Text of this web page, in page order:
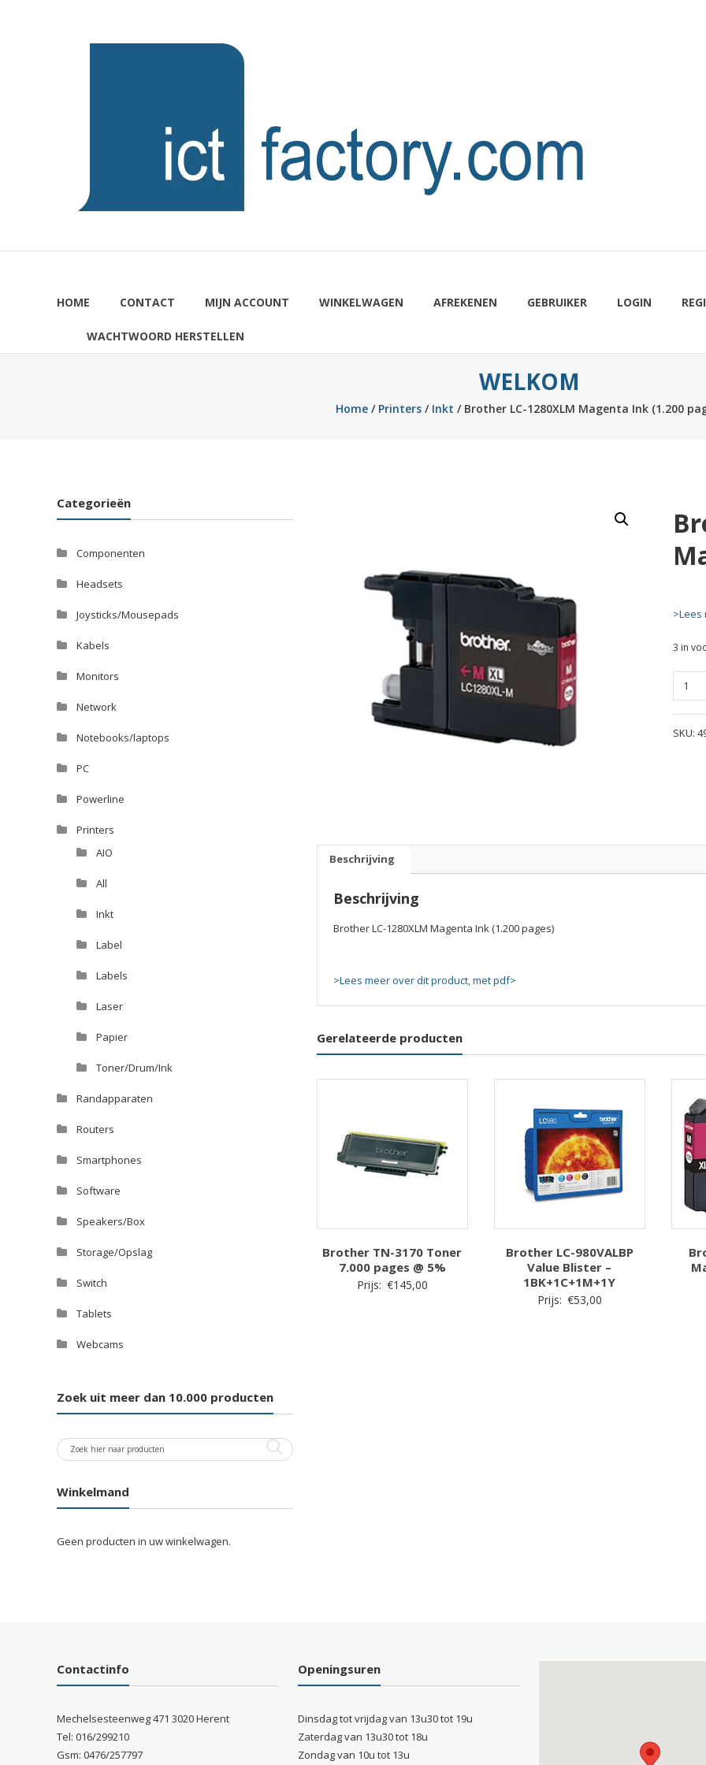
ICTFACTORY
HOME CONTACT MIJN ACCOUNT WINKELWAGEN AFREKENEN GEBRUIKER LOGIN
WACHTWOORD HERSTELLEN
WELKOM
Home / Printers / Inkt / Brother LC-1280XLM Magenta Ink (1.200
>Lees
3 in
Brother
LC-
SKU:
Beschrijving
Beschrijving
Brother LC-1280XLM Magenta Ink (1.200 pages)
>Lees meer over dit product, met pdf>
Gerelateerde producten
Brother TN-3170 Toner
7.000 pages @ 5%
Prijs: €145,00
Brother LC-980VALBP
Value Blister –
1BK+1C+1M+1Y
Prijs: €53,00
Categorieën
Componenten
Headsets
Joysticks/Mousepads
Kabels
Monitors
Network
Notebooks/laptops
PC
Powerline
Printers
AIO
All
Inkt
Label
Labels
Laser
Papier
Toner/Drum/Ink
Randapparaten
Routers
Smartphones
Software
Speakers/Box
Storage/Opslag
Switch
Tablets
Webcams
Zoek uit meer dan 10.000 producten
Winkelmand
Geen producten in uw winkelwagen.
Contactinfo
Mechelsesteenweg 471 3020 Herent
Tel: 016/299210
Gsm: 0476/257797
Openingsuren
Dinsdag tot vrijdag van 13u30 tot 19u
Zaterdag van 13u30 tot 18u
Zondag van 10u tot 13u